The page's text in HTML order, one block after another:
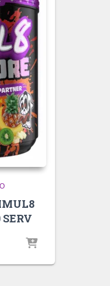
SERV